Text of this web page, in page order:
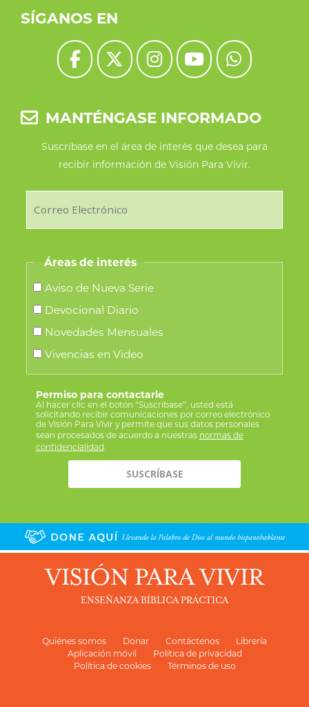
SÍGANOS EN
MANTÉNGASE INFORMADO
Suscríbase en el área de interés que desea para
recibir información de Visión Para Vivir.
Áreas de interés
Aviso de Nueva Serie
Devocional Diario
Novedades Mensuales
Vivencias en Video
Permiso para contactarle
Al hacer clic en el botón “Suscríbase”, usted está
solicitando recibir comunicaciones por correo electrónico
de Visión Para Vivir y permite que sus datos personales
sean procesados de acuerdo a nuestras normas de
confidencialidad.
VISIÓN PARA VIVIR
ENSEÑANZA BÍBLICA PRÁCTICA
Quiénes somos Donar Contáctenos
Librería
Aplicación móvil
Política de privacidad
Política de cookies
Términos de uso